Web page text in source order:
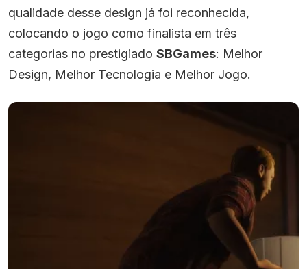
qualidade desse design já foi reconhecida,
colocando o jogo como finalista em três
categorias no prestigiado SBGames: Melhor
Design, Melhor Tecnologia e Melhor Jogo.